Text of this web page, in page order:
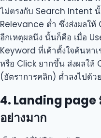
ไม่ตรงกับ Search Intent
Relevance ต่ำ ซึ่งส่งผลใ
อีกเหตุผลนึง นั้นก็คือ เมื่อ
Keyword ที่เค้าตั้งใจค้นหา
หรือ Click ยากขึ้น ส่งผลให้
(อัตราการคลิก) ต่ำลงไปด้วย
4. Landing
อย่างมาก